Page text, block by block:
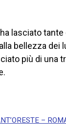
lasciato
bellezza
più di una
–